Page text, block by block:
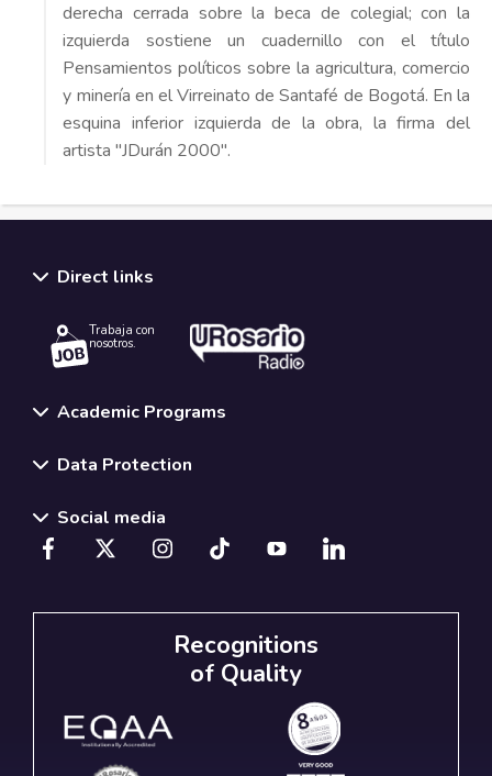
derecha cerrada sobre la beca de colegial; con la
izquierda sostiene un cuadernillo con el título
Pensamientos políticos sobre la agricultura, comercio
y minería en el Virreinato de Santafé de Bogotá. En la
esquina inferior izquierda de la obra, la firma del
artista "JDurán 2000".
Direct links
Trabaja con
nosotros.
Academic Programs
Data Protection
Social media
Recognitions
of Quality